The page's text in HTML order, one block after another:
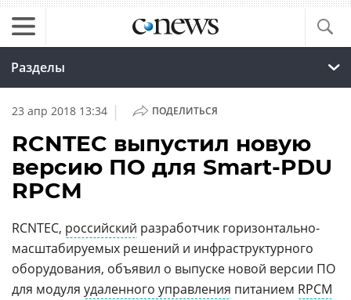
Разделы
23 апр 2018 13:34 | ПОДЕЛИТЬСЯ
RCNTEC выпустил новую
версию ПО для Smart-PDU
RPCM
RCNTEC, российский разработчик горизонтально-
масштабируемых решений и инфраструктурного
оборудования, объявил о выпуске новой версии ПО
для модуля удаленного управления питанием RPCM